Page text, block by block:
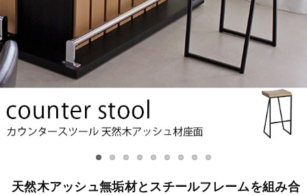
天然木アッシュ無垢材とスチールフレームを組み合